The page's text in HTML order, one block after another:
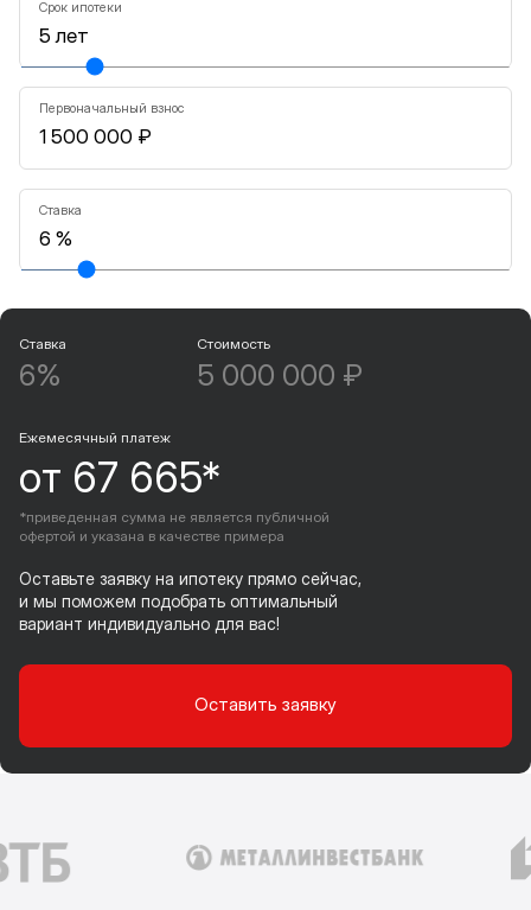
Срок ипотеки
Первоначальный взнос
Ставка
Ставка
6%
Стоимость
5 000 000 ₽
Ежемесячный платеж
от 67 665*
*приведенная сумма не является публичной
офертой и указана в качестве примера
Оставьте заявку на ипотеку прямо сейчас,
и мы поможем подобрать оптимальный
вариант индивидуально для вас!
Оставить заявку